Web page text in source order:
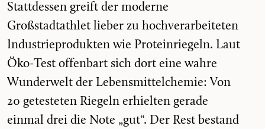
Stattdessen greift der moderne
Großstadtathlet lieber zu hochverarbeiteten
Industrieprodukten wie Proteinriegeln. Laut
Öko-Test offenbart sich dort eine wahre
Wunderwelt der Lebensmittelchemie: Von
20 getesteten Riegeln erhielten gerade
einmal drei die Note „gut“. Der Rest bestand